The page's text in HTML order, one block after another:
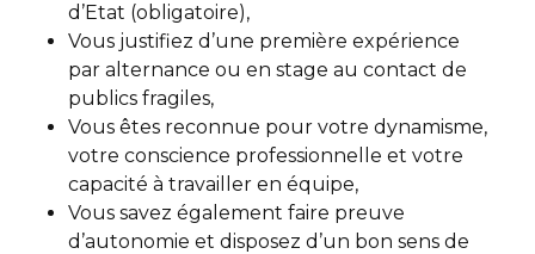
d’Etat (obligatoire),
Vous justifiez d’une première expérience
par alternance ou en stage au contact de
publics fragiles,
Vous êtes reconnue pour votre dynamisme,
votre conscience professionnelle et votre
capacité à travailler en équipe,
Vous savez également faire preuve
d’autonomie et disposez d’un bon sens de